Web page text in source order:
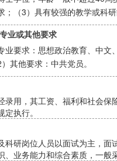
；（3）具有较强的教学或科研
业或其他要求
业要求：思想政治教育、中
其他要求：中共党员。
录用，其工资、福利和社会保
执行。
科研岗位人员以面试为主，面
、业务能力和综合素质，一般